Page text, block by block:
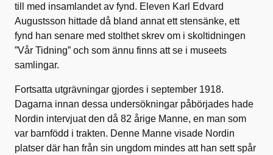
till med insamlandet av fynd. Eleven Karl Edvard
Augustsson hittade då bland annat ett stensänke, ett
fynd han senare med stolthet skrev om i skoltidningen
”Vår Tidning” och som ännu finns att se i museets
samlingar.
Fortsatta utgrävningar gjordes i september 1918.
Dagarna innan dessa undersökningar påbörjades hade
Nordin intervjuat den då 82 årige Manne, en man som
var barnfödd i trakten. Denne Manne visade Nordin
platser där han från sin ungdom mindes att han sett spår